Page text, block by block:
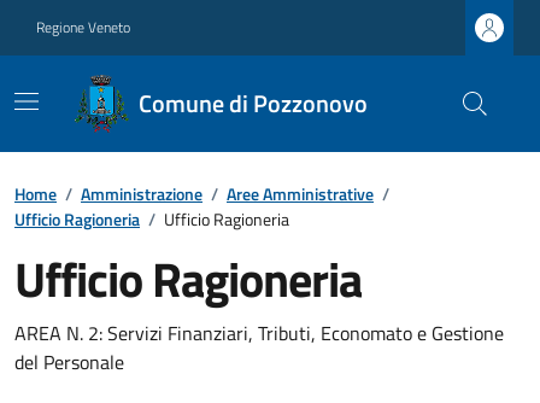
Regione Veneto
Comune di Pozzonovo
Home / Amministrazione / Aree Amministrative /
Ufficio Ragioneria / Ufficio Ragioneria
Ufficio Ragioneria
AREA N. 2: Servizi Finanziari, Tributi, Economato e Gestione
del Personale